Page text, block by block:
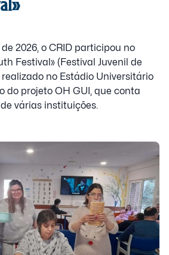
2026, o CRID participou no
Festival» (Festival Juvenil de
no Estádio Universitário
do projeto OH GUI, que conta
várias instituições.